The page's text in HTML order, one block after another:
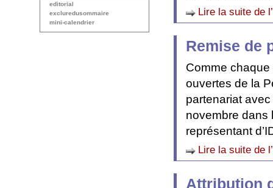
Lire la suite de
Remise de
Comme
ouvertes de la
partenariat
novembre dans
représentant
Lire la suite de
Attribution
editorial
excluredusommaire
mini-calendrier